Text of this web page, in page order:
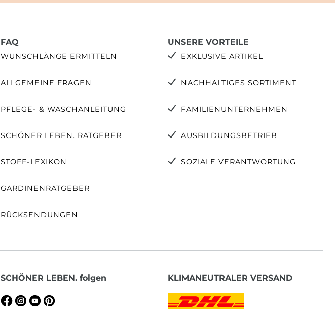
FAQ
WUNSCHLÄNGE ERMITTELN
ALLGEMEINE FRAGEN
PFLEGE- & WASCHANLEITUNG
SCHÖNER LEBEN. RATGEBER
STOFF-LEXIKON
GARDINENRATGEBER
RÜCKSENDUNGEN
UNSERE VORTEILE
EXKLUSIVE ARTIKEL
NACHHALTIGES SORTIMENT
FAMILIENUNTERNEHMEN
AUSBILDUNGSBETRIEB
SOZIALE VERANTWORTUNG
SCHÖNER LEBEN. folgen KLIMANEUTRALER VERSAND